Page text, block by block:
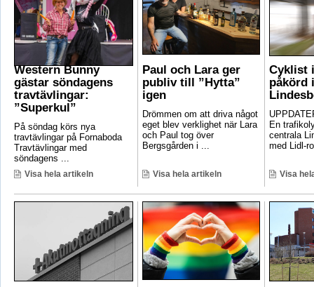
Western Bunny
gästar söndagens
travtävlingar:
”Superkul”
På söndag körs nya
travtävlingar på Fornaboda
Travtävlingar med
söndagens ...
Visa hela artikeln
Paul och Lara ger
publiv till ”Hytta”
igen
Drömmen om att driva något
eget blev verklighet när Lara
och Paul tog över
Bergsgården i ...
Visa hela artikeln
Cyklist
påkörd
En
centrala
med Lidl-
Visa